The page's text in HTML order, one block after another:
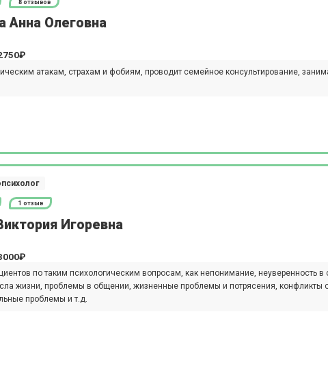
8 отзывов
Анна Олеговна
атакам, страхам и фобиям, проводит семейное консультирование,
1 отзыв
Игоревна
по таким психологическим вопросам, как непонимание, неуверенность в
жизни, проблемы в общении, жизненные проблемы и потрясения, конфликты
проблемы и т.д.